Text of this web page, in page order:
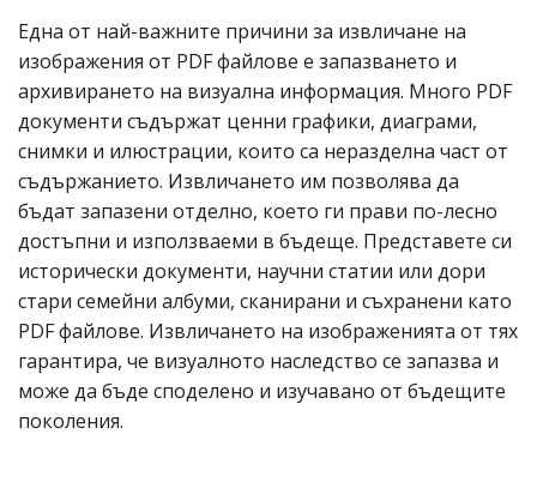
Една от най-важните причини за извличане на
изображения от PDF файлове е запазването и
архивирането на визуална информация. Много PDF
документи съдържат ценни графики, диаграми,
снимки и илюстрации, които са неразделна част от
съдържанието. Извличането им позволява да
бъдат запазени отделно, което ги прави по-лесно
достъпни и използваеми в бъдеще. Представете си
исторически документи, научни статии или дори
стари семейни албуми, сканирани и съхранени като
PDF файлове. Извличането на изображенията от тях
гарантира, че визуалното наследство се запазва и
може да бъде споделено и изучавано от бъдещите
поколения.